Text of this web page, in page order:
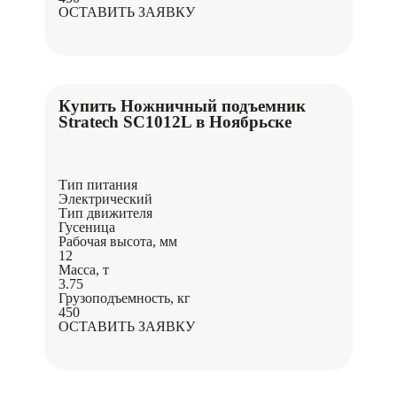
ОСТАВИТЬ ЗАЯВКУ
Купить Ножничный подъемник
Stratech SC1012L в Ноябрьске
Тип питания
Электрический
Тип движителя
Гусеница
Рабочая высота, мм
12
Масса, т
3.75
Грузоподъемность, кг
450
ОСТАВИТЬ ЗАЯВКУ